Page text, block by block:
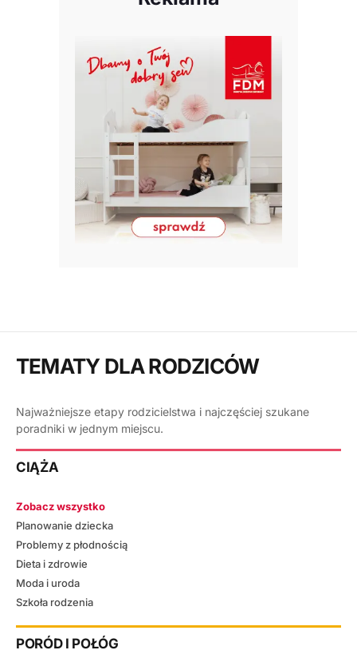
TEMATY DLA RODZICÓW
Najważniejsze etapy rodzicielstwa i najczęściej szukane
poradniki w jednym miejscu.
CIĄŻA
Zobacz wszystko
Planowanie dziecka
Problemy z płodnością
Dieta i zdrowie
Moda i uroda
Szkoła rodzenia
PORÓD I POŁÓG